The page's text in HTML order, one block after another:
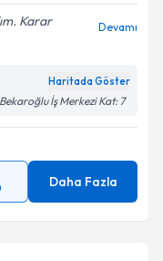
ilişkinAydınlatma
belirtilen
Karar
Devamı
Haritada Göster
İş Merkezi Kat: 7
Daha Fazla